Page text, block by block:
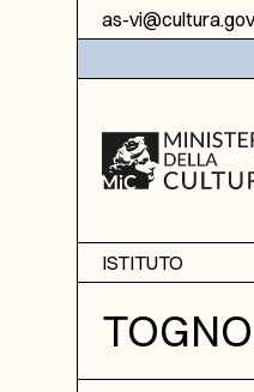
Vai al contenuto
as-
ISTITUTO
Informazioni
Sezione di